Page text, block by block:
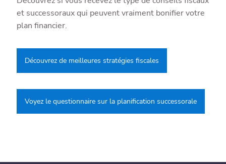
et successoraux qui peuvent vraiment bonifier votre
plan financier.
Découvrez de meilleures stratégies fiscales
Voyez le questionnaire sur la planification successorale